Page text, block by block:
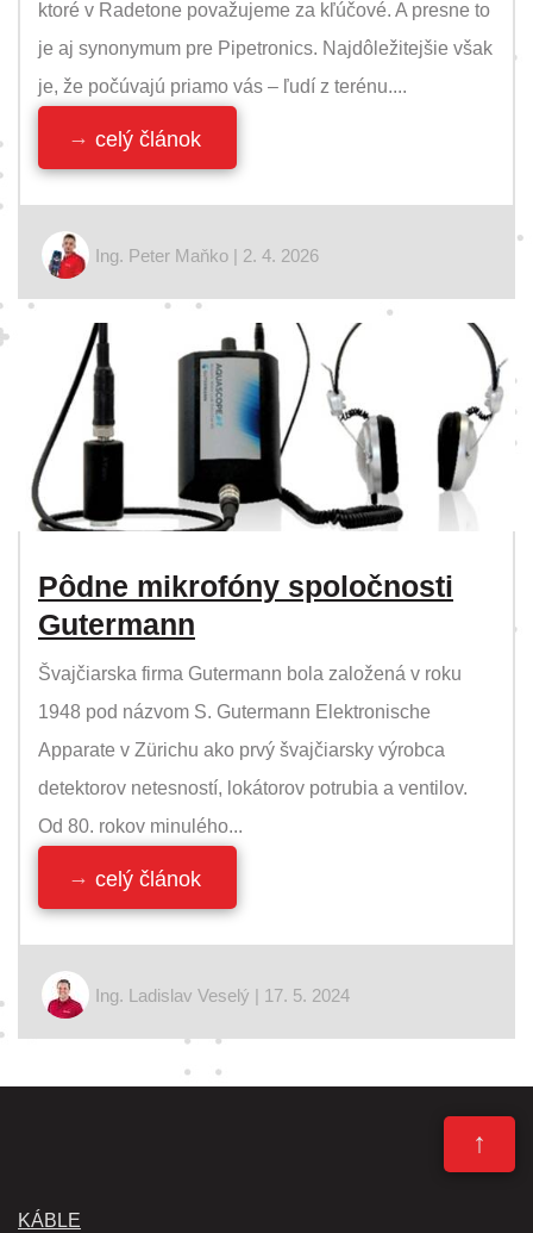
ktoré v Radetone považujeme za kľúčové. A presne to
je aj synonymum pre Pipetronics. Najdôležitejšie však
je, že počúvajú priamo vás – ľudí z terénu....
celý článok
Ing. Peter Maňko | 2. 4. 2026
Pôdne mikrofóny spoločnosti
Gutermann
Švajčiarska firma Gutermann bola založená v roku
1948 pod názvom S. Gutermann Elektronische
Apparate v Zürichu ako prvý švajčiarsky výrobca
detektorov netesností, lokátorov potrubia a ventilov.
Od 80. rokov minulého...
celý článok
Ing. Ladislav Veselý | 17. 5. 2024
↑
KÁBLE